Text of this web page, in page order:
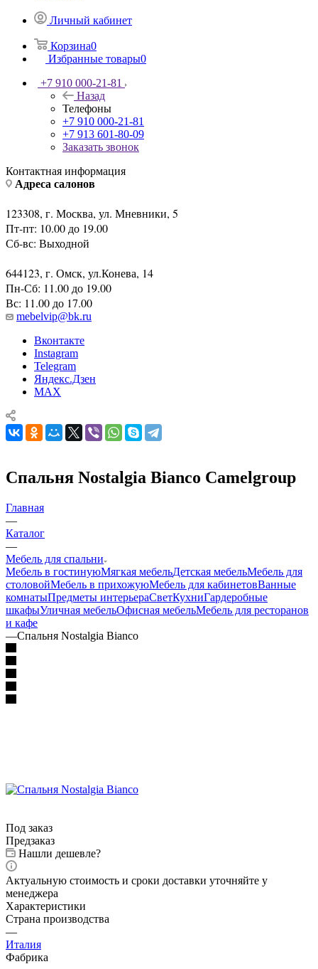
Личный кабинет
Корзина0
Избранные товары0
+7 910 000-21-81
Назад
Телефоны
+7 910 000-21-81
+7 913 601-80-09
Заказать звонок
Контактная информация
Адреса салонов
123308, г. Москва, ул. Мневники, 5
Пт-пт: 10.00 до 19.00
Сб-вс: Выходной
644123, г. Омск, ул.Конева, 14
Пн-Сб: 11.00 до 19.00
Вс: 11.00 до 17.00
mebelvip@bk.ru
Вконтакте
Instagram
Telegram
Яндекс.Дзен
MAX
Спальня Nostalgia Bianco Camelgroup
Главная
—
Каталог
—
Мебель для спальни
Мебель в гостинуюМягкая мебельДетская мебельМебель для
столовойМебель в прихожуюМебель для кабинетовВанные
комнатыПредметы интерьераСветКухниГардеробные
шкафыУличная мебельОфисная мебельМебель для ресторанов
и кафе
—Спальня Nostalgia Bianco
Под заказ
Предзаказ
Нашли дешевле?
Актуальную стоимость и сроки доставки уточняйте у
менеджера
Характеристики
Страна производства
—
Италия
Фабрика